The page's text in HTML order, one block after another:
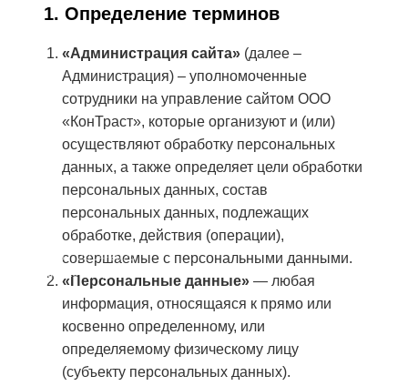
Разработка градостроительной
Архитектурно-градостроительная
концепция
Эффективное использование активов
О компании
Контакты
Кейсы
Блог
CONTRUST, 2014-2026
Политика конфиденциальности
О компании
Преимущества
Контакты
1. Определение терминов
«Администрация сайта» (далее –
Администрация) – уполномоченные
сотрудники на управление сайтом ООО
«КонТраст», которые организуют и (или)
осуществляют обработку персональных
данных, а также определяет цели обработки
персональных данных, состав
персональных данных, подлежащих
обработке, действия (операции),
совершаемые с персональными данными.
«Персональные данные» — любая
информация, относящаяся к прямо или
косвенно определенному, или
определяемому физическому лицу
(субъекту персональных данных).